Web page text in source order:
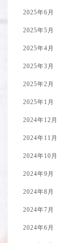
2025年6月
2025年5月
2025年4月
2025年3月
2025年2月
2025年1月
2024年12月
2024年11月
2024年10月
2024年9月
2024年8月
2024年7月
2024年6月